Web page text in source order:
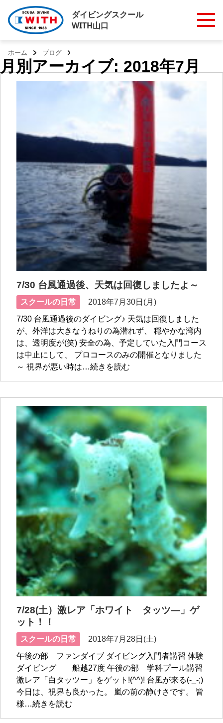
ダイビングスクール
WITH山口
ホーム ブログ
月別アーカイブ: 2018年7月
7/30 台風通過後、天気は回復しましたよ～
スクールの日常
2018年7月30日(月)
7/30 台風通過後のダイビング♪ 天気は回復しました
が、外洋は大きなうねりの為潜れず、 穏やかな湾内
は、透明度が(笑) 安全の為、予定していた入門コース
は中止にして、 プロコースのみの開催となりました
～ 視界が悪い時は…続きを読む
7/28(土）激レア「ホワイト タッツ―」ゲ
ット！！
スクールの日常
2018年7月28日(土)
午後の部 ファンダイブ ダイビング入門者講習 体験
ダイビング 船越27度 午後の部 学科プール講習
激レア「白タッツー」をゲット!(^^)! 台風が来る(-_-;)
今日は、視界も良かった。 嵐の前の静けさです。 皆
様…続きを読む